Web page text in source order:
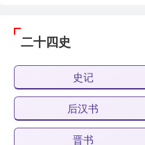
二十四史
史记
后汉书
晋书